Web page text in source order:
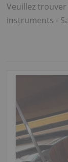
Veuillez
instruments -